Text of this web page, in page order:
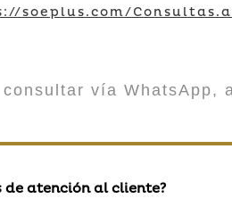
soeplus.com/
vía
de atención al cliente?